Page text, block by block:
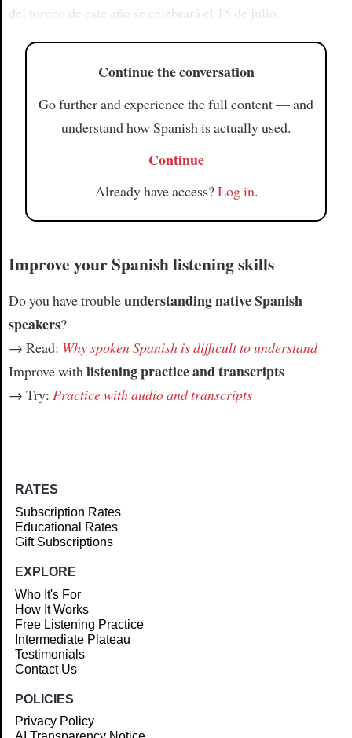
del torneo de este año se celebrará el 15 de julio.
Continue the conversation
Go further and experience the full content — and
understand how Spanish is actually used.
Continue
Already have access?Log in.
Improve your Spanish listening skills
Do you have troubleunderstanding native Spanish
speakers?
→ Read: Why spoken Spanish is difficult to understand
Improve with listening practice and transcripts
→ Try: Practice with audio and transcripts
RATES
Subscription Rates
Educational Rates
Gift Subscriptions
EXPLORE
Who It's For
How It Works
Free Listening Practice
Intermediate Plateau
Testimonials
Contact Us
POLICIES
Privacy Policy